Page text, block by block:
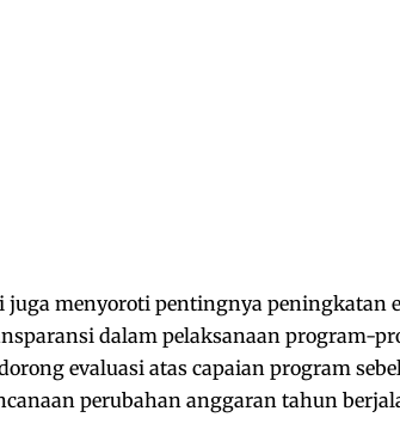
menyoroti pentingnya peningkatan
dalam pelaksanaan program-
evaluasi atas capaian program
perubahan anggaran tahun